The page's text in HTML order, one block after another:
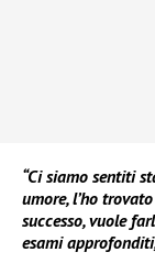
“Ci siamo sentiti
umore, l’ho
successo, vuole
esami